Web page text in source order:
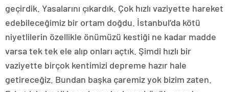
geçirdik. Yasalarını çıkardık. Çok hızlı vaziyette hareket
edebileceğimiz bir ortam doğdu. İstanbul’da kötü
niyetlilerin özellikle önümüzü kestiği ne kadar madde
varsa tek tek ele alıp onları açtık. Şimdi hızlı bir
vaziyette birçok kentimizi depreme hazır hale
getireceğiz. Bundan başka çaremiz yok bizim zaten.